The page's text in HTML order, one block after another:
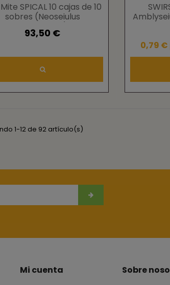
SPICAL 10 cajas de 10
sobres (Neoseiulus
californicus)
93,50 €
0,79 €
1-12 de 92 artículo(s)
Mi cuenta Sobre